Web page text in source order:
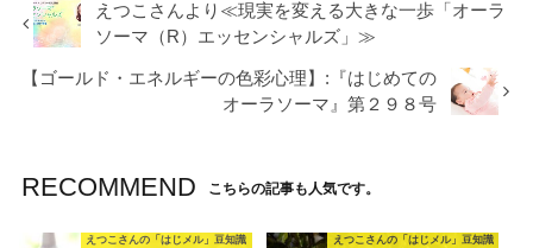
えつこさんより≪現実を変える大きな一歩「オーラ
ソーマ（R）エッセンシャルズ」≫
【ゴールド・エネルギーの色彩心理】:『はじめての
オーラソーマ』第２９８号
RECOMMEND こちらの記事も人気です。
えつこさんの「はじメル」豆知識 えつこさんの「はじメル」豆知識